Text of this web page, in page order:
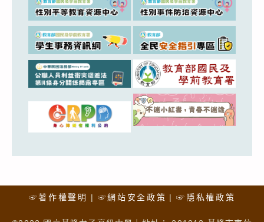
☞著作權聲明 ☞網站安全政策 ☞隱私權政策